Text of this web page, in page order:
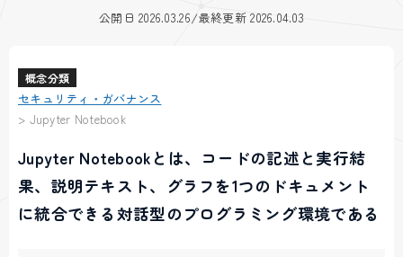
公開日 2026.03.26/最終更新 2026.04.03
概念分類
セキュリティ・ガバナンス
> Jupyter Notebook
Jupyter Notebookとは、コードの記述と実行結
果、説明テキスト、グラフを1つのドキュメント
に統合できる対話型のプログラミング環境である